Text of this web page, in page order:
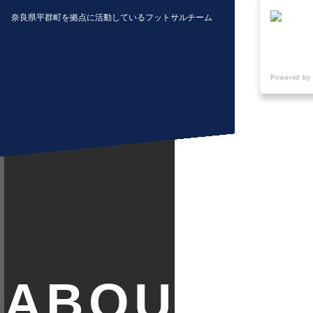
奈良県平群町を拠点に活動しているフットサルチーム
Powered by